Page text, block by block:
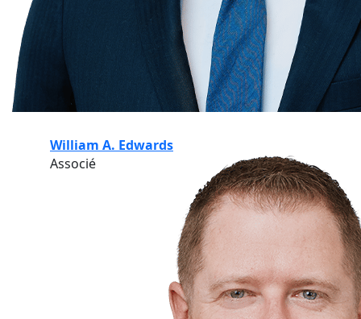
William A. Edwards
Associé